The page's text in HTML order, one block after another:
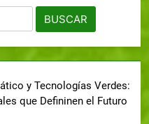
y Tecnologías Verdes:
que Defininen el Futuro